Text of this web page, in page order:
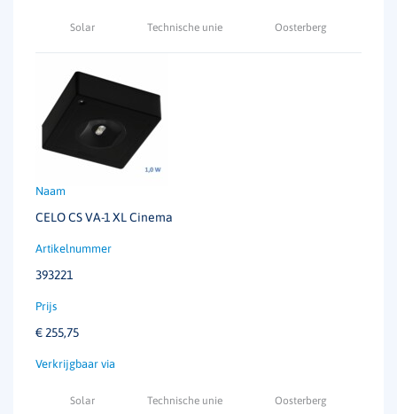
Solar Technische unie Oosterberg
CELO CS VA-1 XL Cinema
393221
€ 255,75
Solar Technische unie Oosterberg